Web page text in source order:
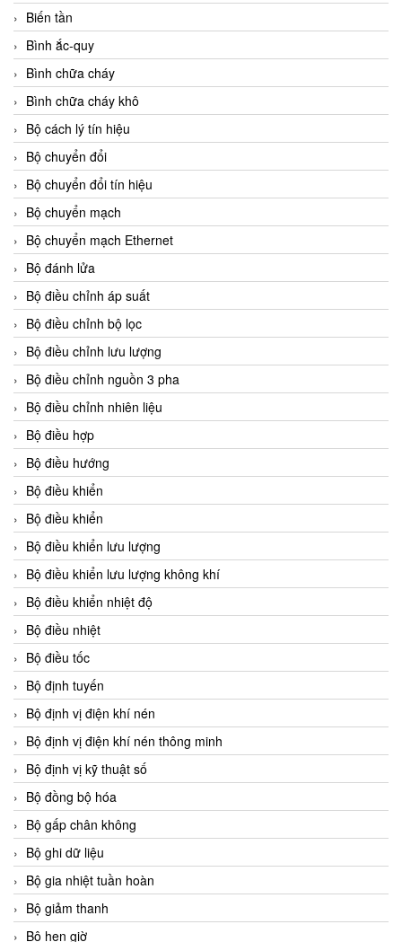
Biến tần
Bình ắc-quy
Bình chữa cháy
Bình chữa cháy khô
Bộ cách lý tín hiệu
Bộ chuyển đổi
Bộ chuyển đổi tín hiệu
Bộ chuyển mạch
Bộ chuyển mạch Ethernet
Bộ đánh lửa
Bộ điều chỉnh áp suất
Bộ điều chỉnh bộ lọc
Bộ điều chỉnh lưu lượng
Bộ điều chỉnh nguồn 3 pha
Bộ điều chỉnh nhiên liệu
Bộ điều hợp
Bộ điều hướng
Bộ điều khiển
Bộ điều khiển
Bộ điều khiển lưu lượng
Bộ điều khiển lưu lượng không khí
Bộ điều khiển nhiệt độ
Bộ điều nhiệt
Bộ điều tốc
Bộ định tuyến
Bộ định vị điện khí nén
Bộ định vị điện khí nén thông minh
Bộ định vị kỹ thuật số
Bộ đồng bộ hóa
Bộ gấp chân không
Bộ ghi dữ liệu
Bộ gia nhiệt tuần hoàn
Bộ giảm thanh
Bộ hẹn giờ